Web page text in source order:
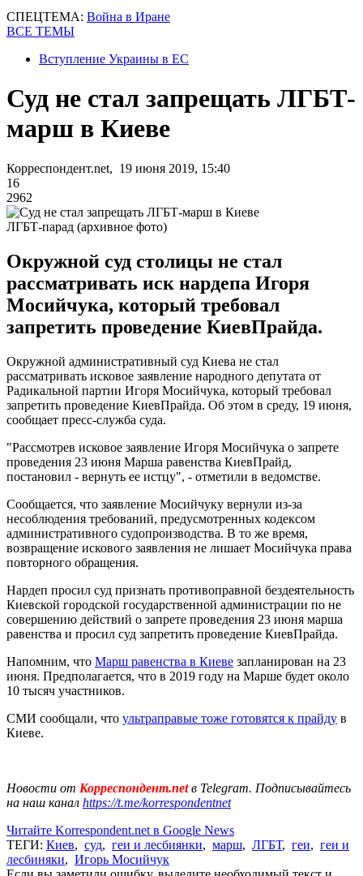
СПЕЦТЕМА: Война в Иране
ВСЕ ТЕМЫ
Вступление Украины в ЕС
Суд не стал запрещать ЛГБТ-
марш в Киеве
Корреспондент.net, 19 июня 2019, 15:40
16
2962
ЛГБТ-парад (архивное фото)
Окружной суд столицы не стал
рассматривать иск нардепа Игоря
Мосийчука, который требовал
запретить проведение КиевПрайда.
Окружной административный суд Киева не стал
рассматривать исковое заявление народного депутата от
Радикальной партии Игоря Мосийчука, который требовал
запретить проведение КиевПрайда. Об этом в среду, 19 июня,
сообщает пресс-служба суда.
"Рассмотрев исковое заявление Игоря Мосийчука о запрете
проведения 23 июня Марша равенства КиевПрайд,
постановил - вернуть ее истцу", - отметили в ведомстве.
Сообщается, что заявление Мосийчуку вернули из-за
несоблюдения требований, предусмотренных кодексом
административного судопроизводства. В то же время,
возвращение искового заявления не лишает Мосийчука права
повторного обращения.
Нардеп просил суд признать противоправной бездеятельность
Киевской городской государственной администрации по не
совершению действий о запрете проведения 23 июня марша
равенства и просил суд запретить проведение КиевПрайда.
Напомним, что Марш равенства в Киеве запланирован на 23
июня. Предполагается, что в 2019 году на Марше будет около
10 тысяч участников.
СМИ сообщали, что ультраправые тоже готовятся к прайду в
Киеве.
Новости от Корреспондент.netв Telegram. Подписывайтесь
на наш канал https://t.me/korrespondentnet
Читайте Korrespondent.net в Google News
ТЕГИ: Киев, суд, геи и лесбиянки, марш, ЛГБТ, геи, геи и
лесбиняки, Игорь Мосийчук